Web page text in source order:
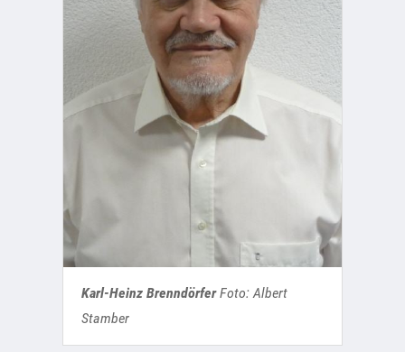
Karl-Heinz BrenndörferFoto: Albert
Stamber